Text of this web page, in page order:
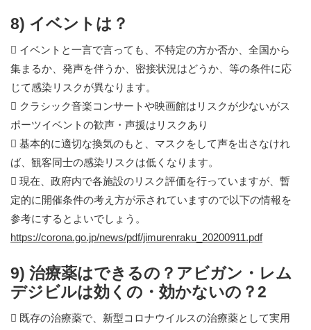
8) イベントは？
 イベントと一言で言っても、不特定の方か否か、全国から
集まるか、発声を伴うか、密接状況はどうか、等の条件に応
じて感染リスクが異なります。
 クラシック音楽コンサートや映画館はリスクが少ないがス
ポーツイベントの歓声・声援はリスクあり
 基本的に適切な換気のもと、マスクをして声を出さなけれ
ば、観客同士の感染リスクは低くなります。
 現在、政府内で各施設のリスク評価を行っていますが、暫
定的に開催条件の考え方が示されていますので以下の情報を
参考にするとよいでしょう。
https://corona.go.jp/news/pdf/jimurenraku_20200911.pdf
9) 治療薬はできるの？アビガン・レム
デジビルは効くの・効かないの？2
 既存の治療薬で、新型コロナウイルスの治療薬として実用